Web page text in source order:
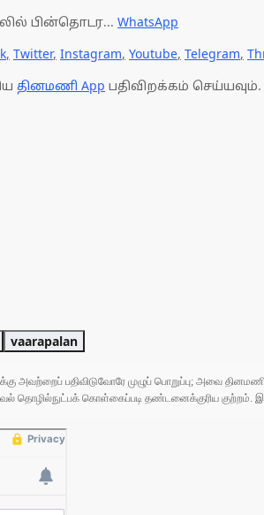
பின்தொடர... WhatsApp
, Twitter, Instagram, Youtube, Telegram,
தினமணி App பதிவிறக்கம் செய்யவும்.
vaarapalan
அவற்றைப் பதிவிடுவோரே முழுப் பொறுப்பு; அவை
தொழில்நுட்பக் கொள்கைப்படி தண்டனைக்குரிய குற்றம்.